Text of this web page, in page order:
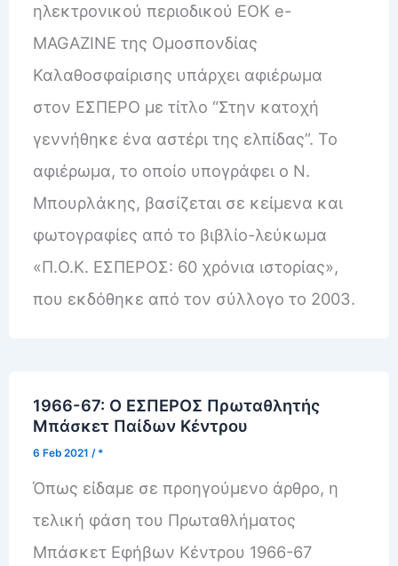
ηλεκτρονικού περιοδικού ΕΟΚ e-
MAGAZINE της Ομοσπονδίας
Καλαθοσφαίρισης υπάρχει αφιέρωμα
στον ΕΣΠΕΡΟ με τίτλο “Στην κατοχή
γεννήθηκε ένα αστέρι της ελπίδας”. Το
αφιέρωμα, το οποίο υπογράφει ο Ν.
Μπουρλάκης, βασίζεται σε κείμενα και
φωτογραφίες από το βιβλίο-λεύκωμα
«Π.Ο.Κ. ΕΣΠΕΡΟΣ: 60 χρόνια ιστορίας»,
που εκδόθηκε από τον σύλλογο το 2003.
1966-67: Ο ΕΣΠΕΡΟΣ Πρωταθλητής
Μπάσκετ Παίδων Κέντρου
6 Feb 2021/ *
Όπως είδαμε σε προηγούμενο άρθρο, η
τελική φάση του Πρωταθλήματος
Μπάσκετ Εφήβων Κέντρου 1966-67